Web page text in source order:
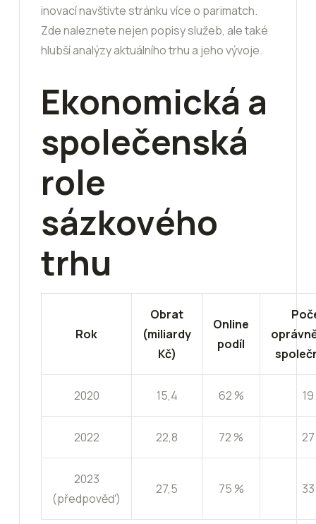
inovací navštivte stránku více o parimatch.
Zde naleznete nejen popisy služeb, ale také
hlubší analýzy aktuálního trhu a jeho vývoje.
Ekonomická a
společenská
role
sázkového
trhu
Rok
Obrat
(miliardy
Kč)
Online
podíl
2020 15,4 62 % 19
2022 22,8 72 % 27
2023
(předpověď)
27,5 75 % 33